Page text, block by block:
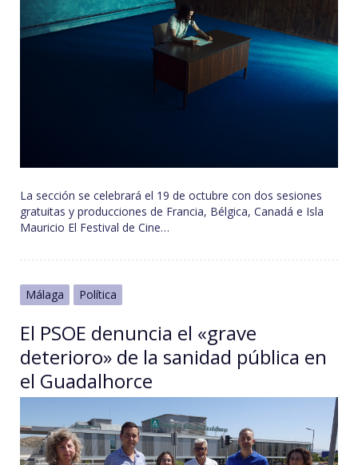
La sección se celebrará el 19 de octubre con dos sesiones
gratuitas y producciones de Francia, Bélgica, Canadá e Isla
Mauricio El Festival de Cine…
Málaga Política
El PSOE denuncia el «grave
deterioro» de la sanidad pública en
el Guadalhorce